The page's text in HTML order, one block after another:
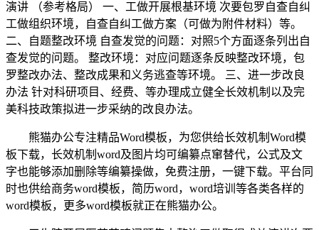
演讲 （参考格局） 一、工做开展根基环境 次要包罗自查自纠
工做组织环境，自查自纠工做方案（可做为附件材料）等。
二、自题整改环境 自查发觉的问题：对照5个方面逐条列出自
查发觉的问题。 整改环境：对应问题逐条反映整改环境，包
罗整改办法、整改成果和义务逃查等环境。 三、进一步改良
办法 针对科研项目、经费、等办理成立健全长效机制以及完
美科技政策拟进一步采纳的改良办法。
熊猫办公专注精品Word模板，为您供给长效机制Word模
板下载，长效机制word及图片均可编纂点窜替代，公式及文
字也能够添加删除等编纂操做，免费注册，一键下载。平台同
时也供给商务word模板，简历word，word培训等各类各样的
word模板，更多word模板就正在熊猫办公。